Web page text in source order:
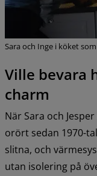
Sara och Inge i köket
Ville bevara
charm
När Sara och
orört sedan 1970-
slitna, och
utan isolering på